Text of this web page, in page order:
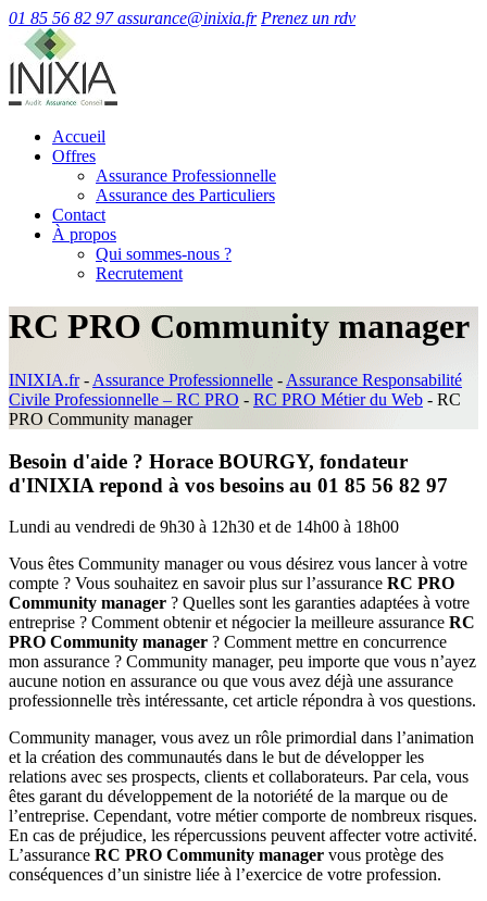
01 85 56 82 97 assurance@inixia.fr Prenez un rdv
Accueil
Offres
Assurance Professionnelle
Assurance des Particuliers
Contact
À propos
Qui sommes-nous ?
Recrutement
RC PRO Community manager
INIXIA.fr- Assurance Professionnelle - Assurance Responsabilité
Civile Professionnelle – RC PRO - RC PRO Métier du Web - RC
PRO Community manager
Besoin d'aide ? Horace BOURGY, fondateur
d'INIXIA repond à vos besoins au 01 85 56 82 97
Lundi au vendredi de 9h30 à 12h30 et de 14h00 à 18h00
Vous êtes Community manager ou vous désirez vous lancer à votre
compte ? Vous souhaitez en savoir plus sur l’assurance RC PRO
Community manager ? Quelles sont les garanties adaptées à votre
entreprise ? Comment obtenir et négocier la meilleure assurance RC
PRO Community manager ? Comment mettre en concurrence
mon assurance ? Community manager, peu importe que vous n’ayez
aucune notion en assurance ou que vous avez déjà une assurance
professionnelle très intéressante, cet article répondra à vos questions.
Community manager, vous avez un rôle primordial dans l’animation
et la création des communautés dans le but de développer les
relations avec ses prospects, clients et collaborateurs. Par cela, vous
êtes garant du développement de la notoriété de la marque ou de
l’entreprise. Cependant, votre métier comporte de nombreux risques.
En cas de préjudice, les répercussions peuvent affecter votre activité.
L’assurance RC PRO Community manager vous protège des
conséquences d’un sinistre liée à l’exercice de votre profession.